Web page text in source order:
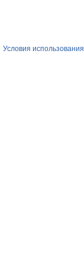
Условия использования